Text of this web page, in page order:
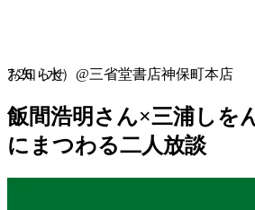
お知らせ
7/26（水）@三省堂書店神保町本店
飯間浩明さん×三浦し
にまつわる二人放談